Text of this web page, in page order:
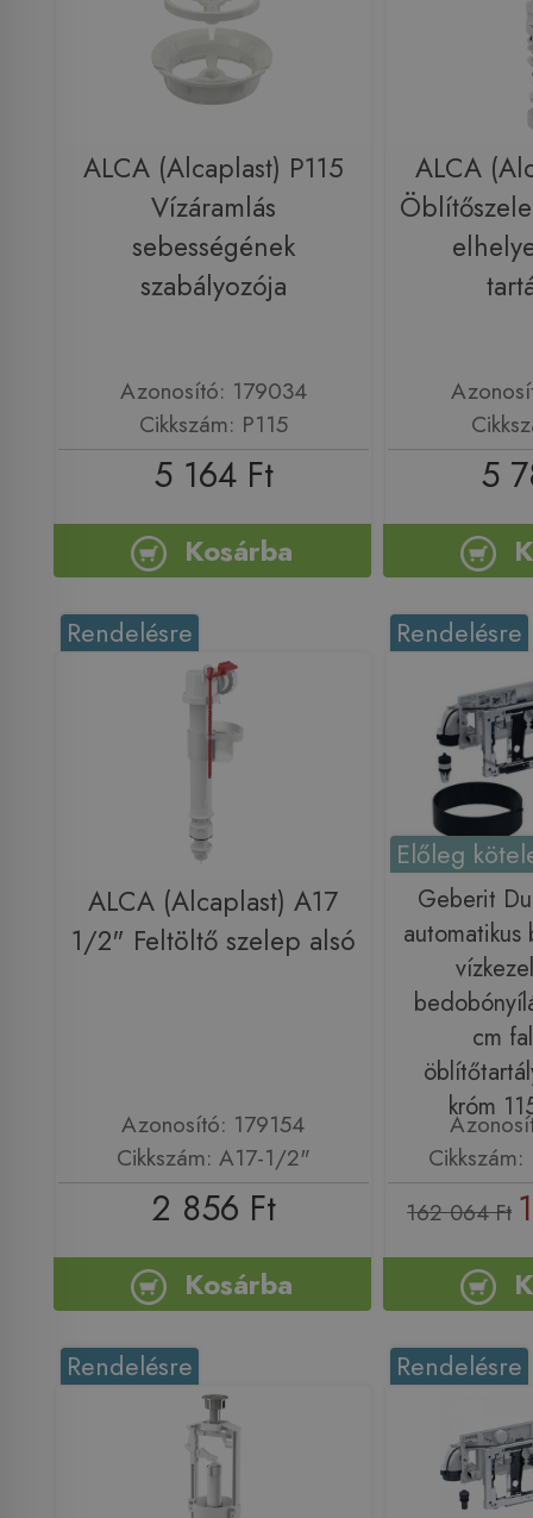
ALCA (Alcaplast) P115
Vízáramlás
sebességének
szabályozója
Azonosító: 179034
Cikkszám: P115
5 164 Ft
Kosárba
ALCA
5
Rendelésre
ALCA (Alcaplast) A17
1/2" Feltöltő szelep alsó
Azonosító: 179154
Cikkszám: A17-1/2"
2 856 Ft
Kosárba
Rendelésre
Előleg
Geberit
automatikus
cm
króm
162 064 Ft
Rendelésre Rendelésre